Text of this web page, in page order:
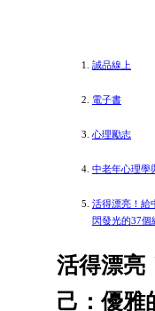
誠品線上
電子書
心理勵志
中老年心理學
活得漂亮！給
閃發光的37個
活得漂亮
己：優雅